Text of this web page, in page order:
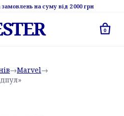
на суму від 2 000 грн
0
→Marvel→